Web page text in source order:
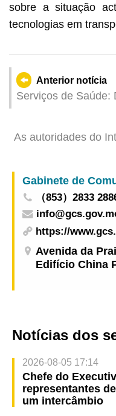
sobre a situação
tecnologias em
Anterior notícia
Serviços de Saúde:
As autoridades do
Inertes Resultantes
Construções de
Interior da China»
Gabinete de
（853）2833
https://
Avenida da
Edifício China
Notícias dos
2026-08-05 17:14
Chefe do
representantes
um intercâmbio